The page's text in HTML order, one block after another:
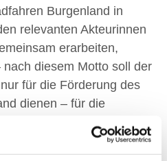
Burgenland in
relevanten Akteurinnen
erarbeiten,
diesem Motto soll der
für die Förderung des
dienen – für die